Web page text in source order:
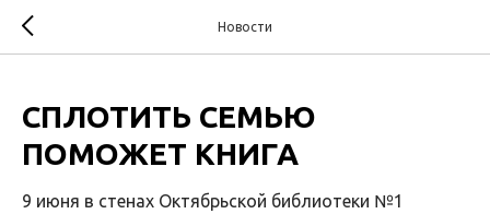
Новости
СПЛОТИТЬ СЕМЬЮ
ПОМОЖЕТ КНИГА
9 июня в стенах Октябрьской библиотеки №1